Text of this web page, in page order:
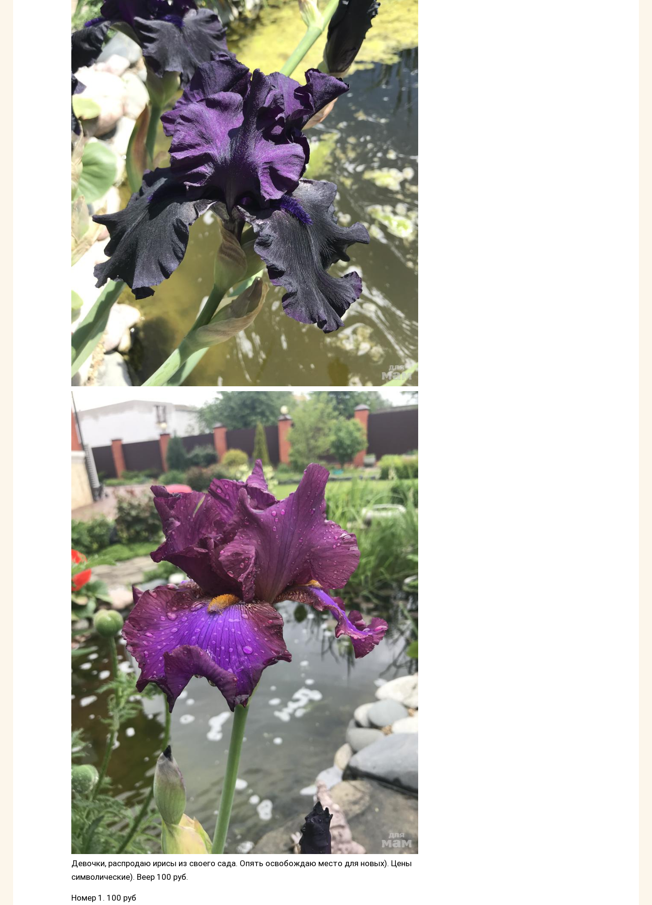
Девочки, распродаю ирисы из своего сада. Опять освобождаю место для новых). Цены
символические). Веер 100 руб.
Номер 1. 100 руб